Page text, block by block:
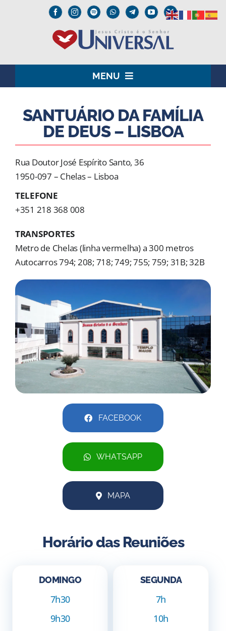
MENU
O SENHOR JESUS
UNIVERSAL+
Pesquisar
SANTUÁRIO DA FAMÍLIA
DE DEUS – LISBOA
Rua Doutor José Espírito Santo, 36
1950-097 – Chelas – Lisboa
TELEFONE
+351 218 368 008
TRANSPORTES
Metro de Chelas (linha vermelha) a 300 metros
Autocarros 794; 208; 718; 749; 755; 759; 31B; 32B
FACEBOOK
WHATSAPP
MAPA
Horário das Reuniões
DOMINGO
7h30
9h30
SEGUNDA
7h
10h